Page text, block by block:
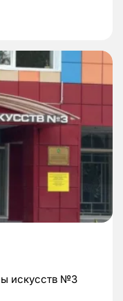
искусств №3